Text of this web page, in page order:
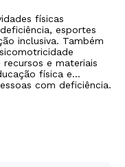
físicas
esportes
inclusiva. Também
e materiais
física e
com deficiência.